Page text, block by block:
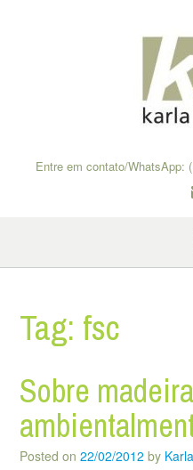
Entre em contato/WhatsApp:
Tag: fsc
Sobre
Posted on 22/02/2012 by